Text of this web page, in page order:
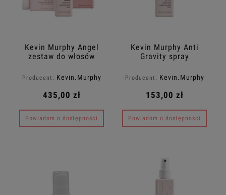
Kevin Murphy Angel
zestaw do włosów
Angel.Wash 250ml +
odżywka Angel.Rinse
250ml + Anti.Gravity
spray 150ml
Producent: Kevin.Murphy
435,00 zł
Powiadom o dostępności
Kevin Murphy Anti
Gravity spray
nasady 150ml
Producent: Kevin.Murphy
153,00 zł
Powiadom o dostępności